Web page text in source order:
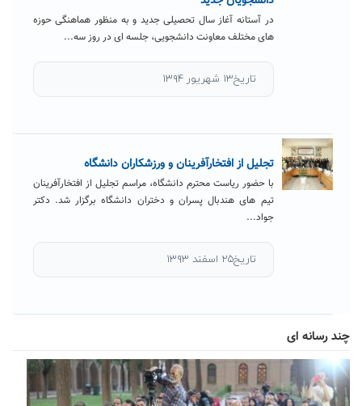
در آستانه آغاز سال تحصیلی جدید و به منظور هماهنگی حوزه
های مختلف معاونت دانشجویی، جلسه ای در روز سه...
تاریخ۱۳ شهریور ۱۳۹۴
تجلیل از افتخارآفرینان و ورزشکاران دانشگاه
با حضور ریاست محترم دانشگاه، مراسم تجلیل از افتخارآفرینان
تیم های هندبال پسران و دختران دانشگاه برگزار شد. دکتر
جواد...
تاریخ۲۵ اسفند ۱۳۹۳
چند رسانه ای